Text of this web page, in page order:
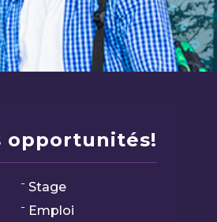
opportunités!
Stage
Emploi